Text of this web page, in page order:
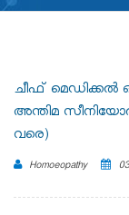
ചീഫ് മെഡിക്കൽ
അന്തിമ
വരെ)
Homoeopathy